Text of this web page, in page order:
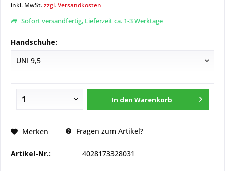
inkl. MwSt.zzgl. Versandkosten
Sofort versandfertig, Lieferzeit ca. 1-3 Werktage
Handschuhe:
In den Warenkorb
Merken Fragen zum Artikel?
Artikel-Nr.: 4028173328031